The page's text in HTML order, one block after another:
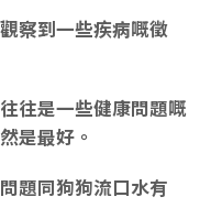
察到一些疾病嘅徵
往是一些健康問題嘅
是最好。
題同狗狗流口水有